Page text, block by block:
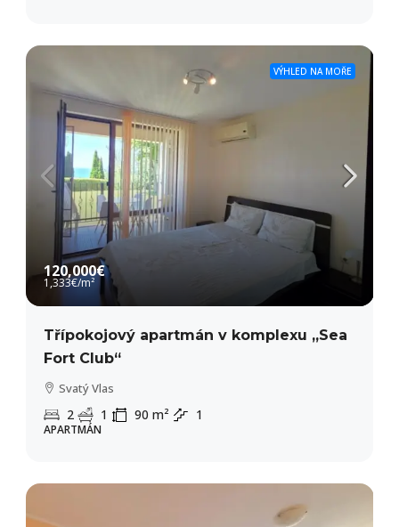
VÝHLED NA MOŘE
120,000€
1,333€/m²
Třípokojový apartmán v komplexu „Sea
Fort Club“
Svatý Vlas
2 1 90 m² 1
APARTMÁN